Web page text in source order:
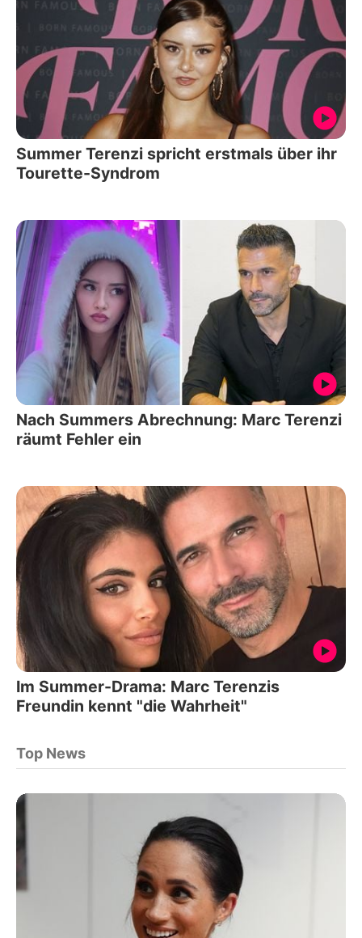
Summer Terenzi spricht erstmals über ihr
Tourette-Syndrom
Nach Summers Abrechnung: Marc Terenzi
räumt Fehler ein
Im Summer-Drama: Marc Terenzis
Freundin kennt "die Wahrheit"
Top News